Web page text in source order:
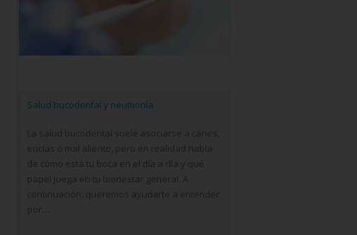
Salud bucodental y neumonía
La salud bucodental suele asociarse a caries,
encías o mal aliento, pero en realidad habla
de cómo está tu boca en el día a día y qué
papel juega en tu bienestar general. A
continuación, queremos ayudarte a entender
por…